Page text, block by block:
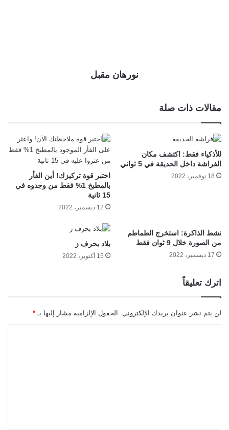
نورهان مقبل
مقالات ذات صلة
للأذكياء فقط: اكتشف مكان
الفراشة داخل الحديقة في 5 ثواني
18 نوفمبر، 2022
اختبر قوة تركيزك! أين الفأر
بالمطبخ 1% فقط من وجدوه في
15 ثانية
12 ديسمبر، 2022
نشط الذاكرة: استخرج الطماطم
من الصورة خلال 9 ثوان فقط
17 ديسمبر، 2022
بلاد بحرف ز
15 أكتوبر، 2022
اترك تعليقاً
لن يتم نشر عنوان بريدك الإلكتروني. الحقول الإلزامية مشار إليها بـ *